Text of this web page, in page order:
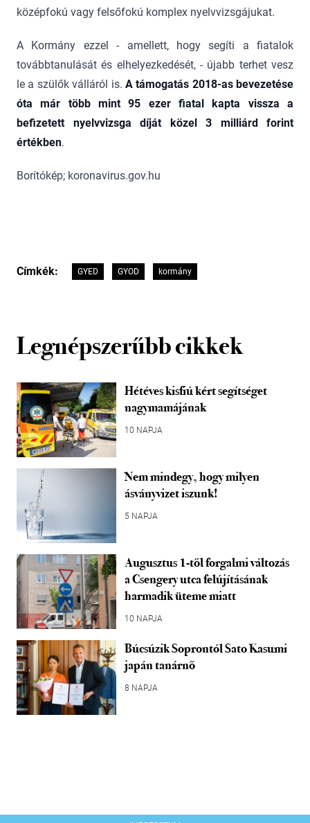
középfokú vagy felsőfokú komplex nyelvvizsgájukat.
A Kormány ezzel - amellett, hogy segíti a fiatalok
továbbtanulását és elhelyezkedését, - újabb terhet vesz
le a szülők válláról is. A támogatás 2018-as bevezetése
óta már több mint 95 ezer fiatal kapta vissza a
befizetett nyelvvizsga díját közel 3 milliárd forint
értékben.
Borítókép; koronavirus.gov.hu
Címkék: GYED GYOD kormány
Legnépszerűbb cikkek
Hétéves kisfiú kért segítséget
nagymamájának
10 NAPJA
Nem mindegy, hogy milyen
ásványvizet iszunk!
5 NAPJA
Augusztus 1-től forgalmi változás
a Csengery utca felújításának
harmadik üteme miatt
10 NAPJA
Búcsúzik Soprontól Sato Kasumi
japán tanárnő
8 NAPJA